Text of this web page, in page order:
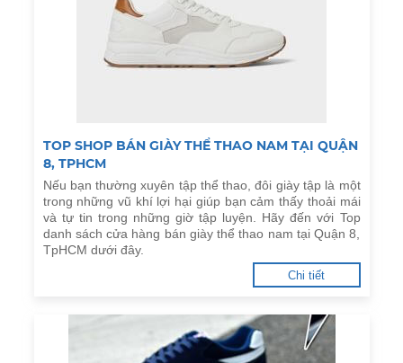
TOP SHOP BÁN GIÀY THỂ THAO NAM TẠI QUẬN
8, TPHCM
Nếu bạn thường xuyên tập thể thao, đôi giày tập là một
trong những vũ khí lợi hại giúp bạn cảm thấy thoải mái
và tự tin trong những giờ tập luyện. Hãy đến với Top
danh sách cửa hàng bán giày thể thao nam tại Quận 8,
TpHCM dưới đây.
Chi tiết